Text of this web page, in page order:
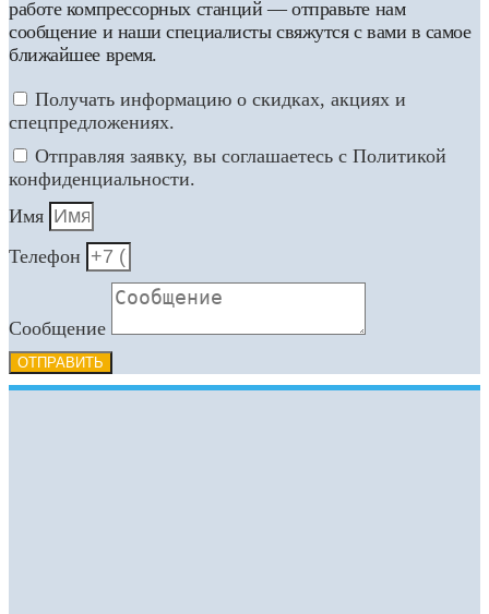
работе компрессорных станций — отправьте нам
сообщение и наши специалисты свяжутся с вами в самое
ближайшее время.
Получать информацию о скидках, акциях и
спецпредложениях.
Отправляя заявку, вы соглашаетесь с Политикой
конфиденциальности.
Имя
Телефон
Сообщение
ОТПРАВИТЬ